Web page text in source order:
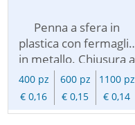
Penna a sfera in
plastica con fermaglio
in metallo. Chiusura a
scatto, impugnatura in
gomma antiscivolo.
Refill inchiostro nero.
400 pz 600 pz
1100 pz
€ 0,16
€ 0,15 € 0,14